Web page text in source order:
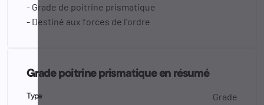
- Grade de poitrine prismatique
- Destiné aux forces de l'ordre
Grade poitrine prismatique en résumé
Type Grade